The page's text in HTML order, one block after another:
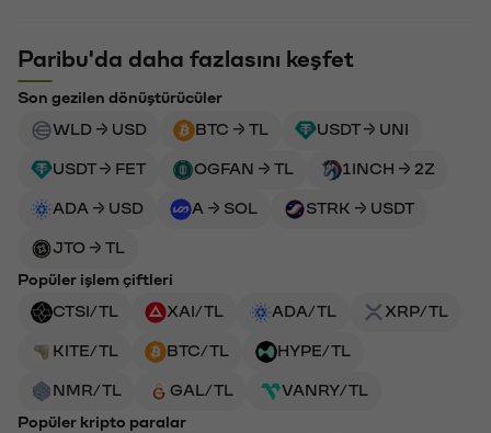
Paribu'da daha fazlasını keşfet
Son gezilen dönüştürücüler
WLD → USD
BTC → TL USDT → UNI
USDT → FET OGFAN → TL 1INCH → 2Z
ADA → USD A → SOL STRK → USDT
JTO → TL
Popüler işlem çiftleri
CTSI/TL
XAI/TL ADA/TL XRP/TL
KITE/TL BTC/TL HYPE/TL
NMR/TL GAL/TL
VANRY/TL
Popüler kripto paralar